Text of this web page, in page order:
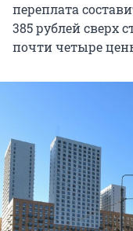
переплата
385 рублей сверх
почти четыре